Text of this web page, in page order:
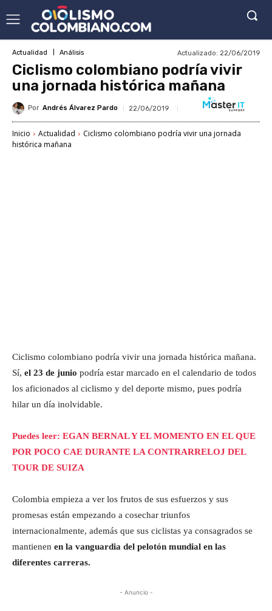
Actualidad Análisis Actualizado: 22/06/2019
Ciclismo colombiano podría vivir
una jornada histórica mañana
Por Andrés Álvarez Pardo 22/06/2019
Inicio Actualidad
Ciclismo colombiano podría vivir una jornada
histórica mañana
Ciclismo colombiano podría vivir una jornada histórica mañana.
Sí, el 23 de junio podría estar marcado en el calendario de todos
los aficionados al ciclismo y del deporte mismo, pues podría
hilar un día inolvidable.
Puedes leer: EGAN BERNAL Y EL MOMENTO EN EL QUE
POR POCO CAE DURANTE LA CONTRARRELOJ DEL
TOUR DE SUIZA
Colombia empieza a ver los frutos de sus esfuerzos y sus
promesas están empezando a cosechar triunfos
internacionalmente, además que sus ciclistas ya consagrados se
mantienen en la vanguardia del pelotón mundial en las
diferentes carreras.
- Anuncio -